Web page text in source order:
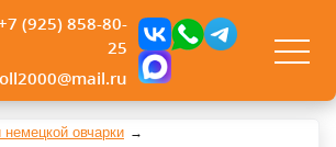
(925) 858-80-
25
немецкой овчарки